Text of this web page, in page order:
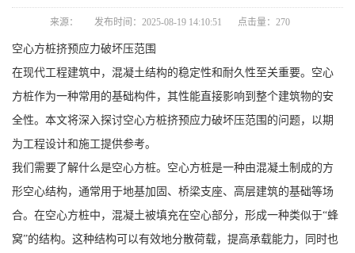
来源： 发布时间：2025-08-19 14:10:51 点击量：270
空心方桩挤预应力破坏压范围
在现代工程建筑中，混凝土结构的稳定性和耐久性至关重要。空心
方桩作为一种常用的基础构件，其性能直接影响到整个建筑物的安
全性。本文将深入探讨空心方桩挤预应力破坏压范围的问题，以期
为工程设计和施工提供参考。
我们需要了解什么是空心方桩。空心方桩是一种由混凝土制成的方
形空心结构，通常用于地基加固、桥梁支座、高层建筑的基础等场
合。在空心方桩中，混凝土被填充在空心部分，形成一种类似于“蜂
窝”的结构。这种结构可以有效地分散荷载，提高承载能力，同时也